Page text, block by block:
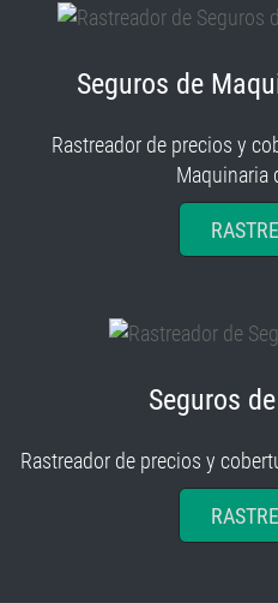
Seguros de
Rastreador de precios y
Maquinaria
Seguros
Rastreador de precios y